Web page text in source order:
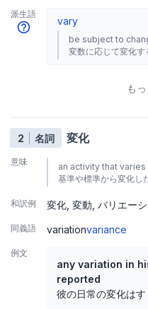
派生語
vary
be subject to
変数に応じて変化す
も
2 名詞 変化
意味
an activity that
基準や標準から変化し
和訳例 変化 変動 バリエー
同義語 variationvariance
例文
any variation in
reported
彼の日常の変化は